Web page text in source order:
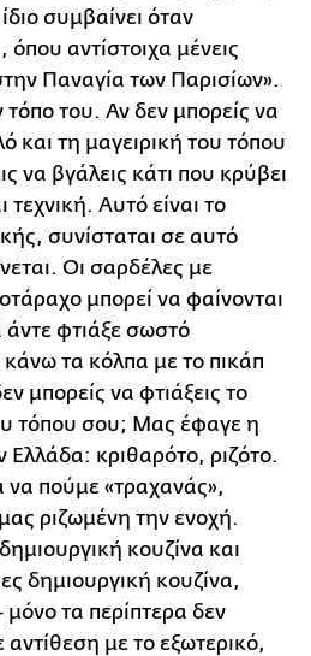
συμβαίνει όταν
όπου αντίστοιχα μένεις
Παναγία των Παρισίων».
του. Αν δεν μπορείς να
και τη μαγειρική του τόπου
να βγάλεις κάτι που κρύβει
τεχνική. Αυτό είναι το
συνίσταται σε αυτό
Οι σαρδέλες με
μπορεί να φαίνονται
άντε φτιάξε σωστό
τα κόλπα με το πικάπ
μπορείς να φτιάξεις το
τόπου σου; Μας έφαγε η
Ελλάδα: κριθαρότο, ριζότο.
πούμε «τραχανάς»,
ριζωμένη την ενοχή.
κουζίνα και
δημιουργική κουζίνα,
τα περίπτερα δεν
με το εξωτερικό,